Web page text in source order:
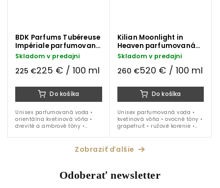
BDK Parfums Tubéreuse
Impériale parfumovaná
voda 100 ml
Skladom v predajni
225 €225 € / 100 ml
Do košíka
Unisex parfumovaná voda •
orientálna kvetinová vôňa •
drevité a ambrové tóny •
ylang • jazmín • kašmeran •
vanilka • pačuli • ideálna na
Kilian Moonlight in
Heaven parfumovaná
voda 50 ml
Skladom v predajni
260 €520 € / 100 ml
Do košíka
Unisex parfumovaná voda •
kvetinová vôňa • ovocné tóny •
grapefruit • ružové korenie •
vetiver • ideálna na obdobie
jar - leto
Zobraziť ďalšie
Odoberať newsletter